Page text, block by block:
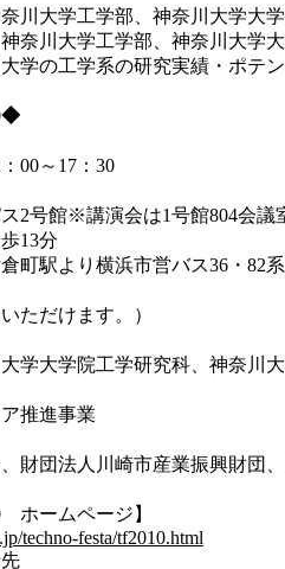
川大学工学部、神奈川大学大
奈川大学工学部、神奈川大学
学の工学系の研究実績・ポテ
00～17：30
2号館※講演会は1号館804会議
歩13分
倉町駅より横浜市営バス36・
ただけます。）
学大学院工学研究科、神奈川
推進事業
財団法人川崎市産業振興財団
ホームページ】
techno-festa/tf2010.html